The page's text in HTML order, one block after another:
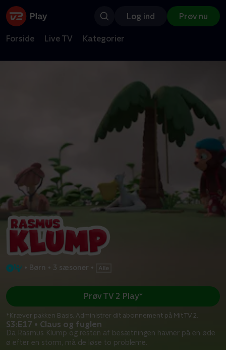
Log ind Prøv nu
Forside Live TV Kategorier
• Børn • 3 sæsoner •
S3:E17 • Claus og fuglen
Da Rasmus Klump og resten af besætningen havner på en øde
ø efter en storm, må de løse to probleme.
Prøv TV 2 Play*
*Kræver pakken Basis. Administrer dit abonnement på Mit TV 2.